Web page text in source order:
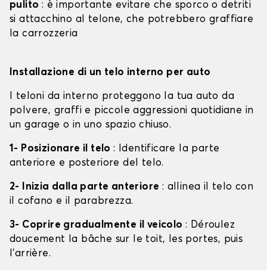
pulito : è importante evitare che sporco o detriti
si attacchino al telone, che potrebbero graffiare
la carrozzeria
Installazione di un telo interno per auto
I teloni da interno proteggono la tua auto da
polvere, graffi e piccole aggressioni quotidiane in
un garage o in uno spazio chiuso.
1- Posizionare il telo: Identificare la parte
anteriore e posteriore del telo.
2- Inizia dalla parte anteriore : allinea il telo con
il cofano e il parabrezza.
3- Coprire gradualmente il veicolo : Déroulez
doucement la bâche sur le toit, les portes, puis
l'arrière.